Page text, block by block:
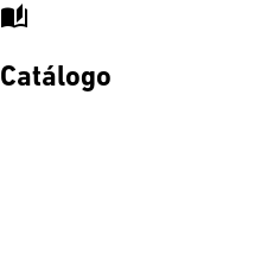
auto_stories
Catálogo